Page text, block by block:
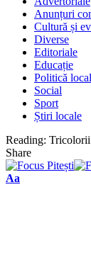
Anunțuri
Cultură și
Diverse
Editoriale
Educație
Politică
Social
Sport
Știri locale
Reading: Tricolorii
Share
Font
Aa